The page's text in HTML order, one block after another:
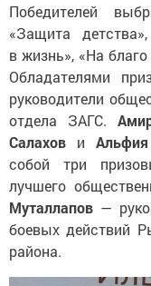
Победителей
«Защита
в жизнь», «На
Обладателями
руководители
отдела ЗАГС.
Салахов и
собой три
лучшего
Муталлапов —
боевых действий
района.